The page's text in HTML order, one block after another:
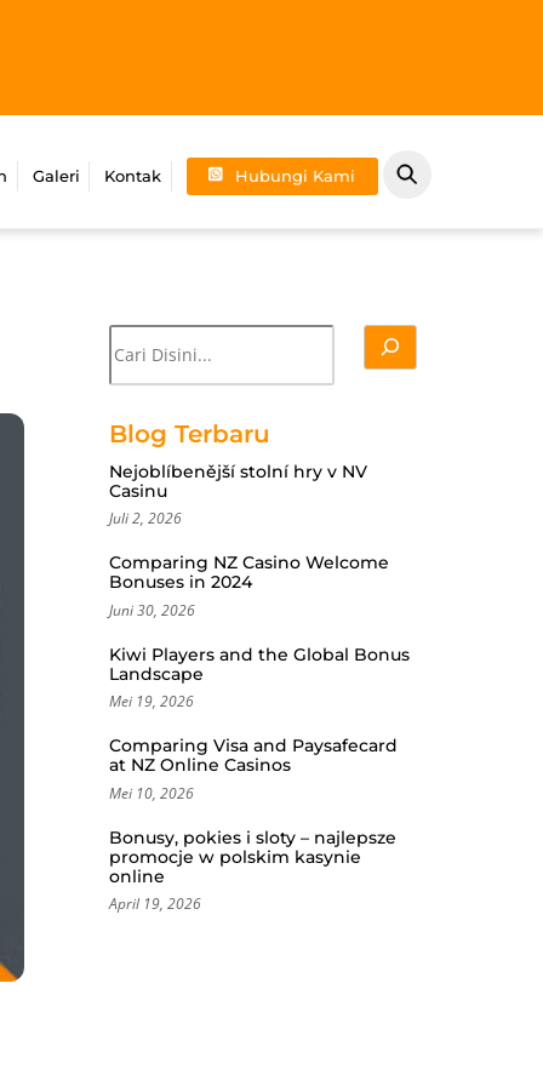
Galeri Kontak Hubungi Kami
Cari
Blog Terbaru
Nejoblíbenější stolní hry v NV
Casinu
Juli 2, 2026
Comparing NZ Casino Welcome
Bonuses in 2024
Juni 30, 2026
Kiwi Players and the Global Bonus
Landscape
Mei 19, 2026
Comparing Visa and Paysafecard
at NZ Online Casinos
Mei 10, 2026
Bonusy, pokies i sloty – najlepsze
promocje w polskim kasynie
online
April 19, 2026